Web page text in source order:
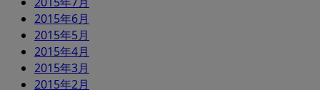
2015年6月
2015年5月
2015年4月
2015年3月
2015年2月